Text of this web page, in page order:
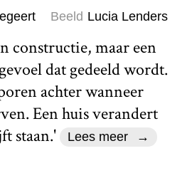
Beeld Lucia Lenders
constructie, maar een
dat gedeeld wordt.
achter wanneer
Een huis verandert
staan.'
Lees meer